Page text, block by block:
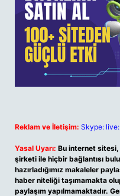
Reklam ve İletişim: Skype:
Yasal Uyarı: Bu internet sitesi,
şirketi ile hiçbir bağlantısı
hazırladığımız makaleler
haber niteliği taşımamakta
paylaşım yapılmamaktadır.